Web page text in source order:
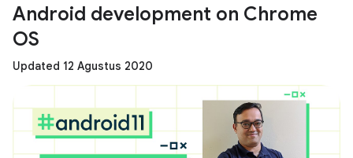
Android development on Chrome
OS
Updated 12 Agustus 2020